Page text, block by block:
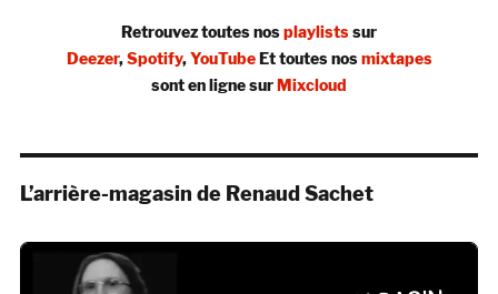
Retrouvez toutes nosplaylistssur
Deezer,Spotify,YouTubeEt toutes nosmixtapes
sont en ligne surMixcloud
L’arrière-magasin de Renaud Sachet